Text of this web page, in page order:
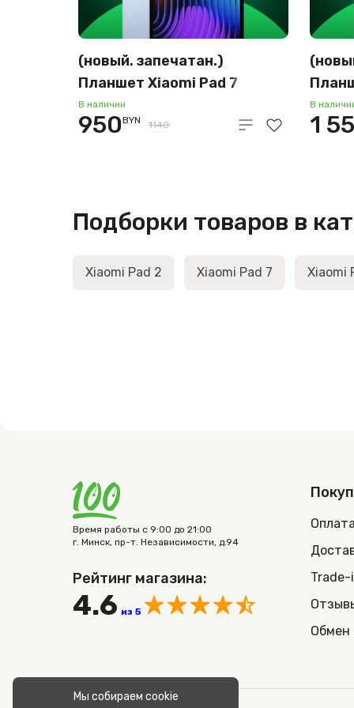
(новый. запечатан.)
Планшет Xiaomi Pad 7
8GB/128GB (голубой)
В наличии
950BYN 1140
В
1
Подборки товаров в
Xiaomi Pad 2 Xiaomi Pad 7 Xiaomi
Время работы с 9:00 до 21:00
г. Минск, пр-т. Независимости, д.94
Рейтинг магазина:
4.6 из 5
Оплата
Trade-
Обмен
Мы собираем cookie